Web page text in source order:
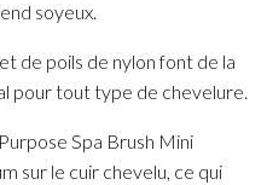
soyeux.
de poils de nylon font de la
pour tout type de chevelure.
Spa Brush Mini
sur le cuir chevelu, ce qui